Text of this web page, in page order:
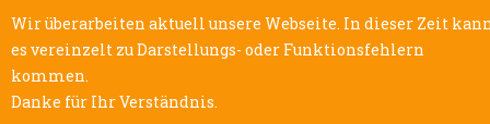
Wir überarbeiten aktuell unsere Webseite. In dieser Zeit
es vereinzelt zu Darstellungs- oder Funktionsfehlern
kommen.
Danke für Ihr Verständnis.